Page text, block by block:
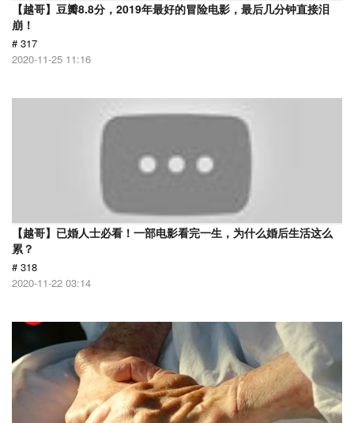
【越哥】豆瓣8.8分，2019年最好的冒险电影，最后几分钟直接泪
崩！
# 317
2020-11-25 11:16
【越哥】已婚人士必看！一部电影看完一生，为什么婚后生活这么
累？
# 318
2020-11-22 03:14